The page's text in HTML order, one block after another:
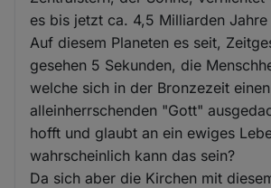
es bis jetzt ca. 4,5 Milliarden
Auf diesem Planeten es seit,
gesehen 5 Sekunden, die
welche sich in der Bronzezeit einen
alleinherrschenden "Gott"
hofft und glaubt an ein ewiges
wahrscheinlich kann das sein?
Da sich aber die Kirchen mit